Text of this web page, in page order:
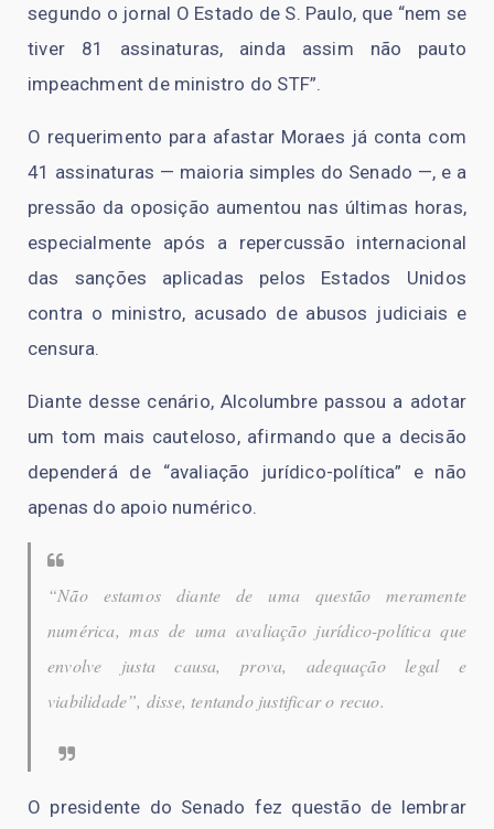
segundo o jornal O Estado de S. Paulo, que “nem se
tiver 81 assinaturas, ainda assim não pauto
impeachment de ministro do STF”.
O requerimento para afastar Moraes já conta com
41 assinaturas — maioria simples do Senado —, e a
pressão da oposição aumentou nas últimas horas,
especialmente após a repercussão internacional
das sanções aplicadas pelos Estados Unidos
contra o ministro, acusado de abusos judiciais e
censura.
Diante desse cenário, Alcolumbre passou a adotar
um tom mais cauteloso, afirmando que a decisão
dependerá de “avaliação jurídico-política” e não
apenas do apoio numérico.
“Não estamos diante de uma questão meramente
numérica, mas de uma avaliação jurídico-política que
envolve justa causa, prova, adequação legal e
viabilidade”, disse, tentando justificar o recuo.
O presidente do Senado fez questão de lembrar